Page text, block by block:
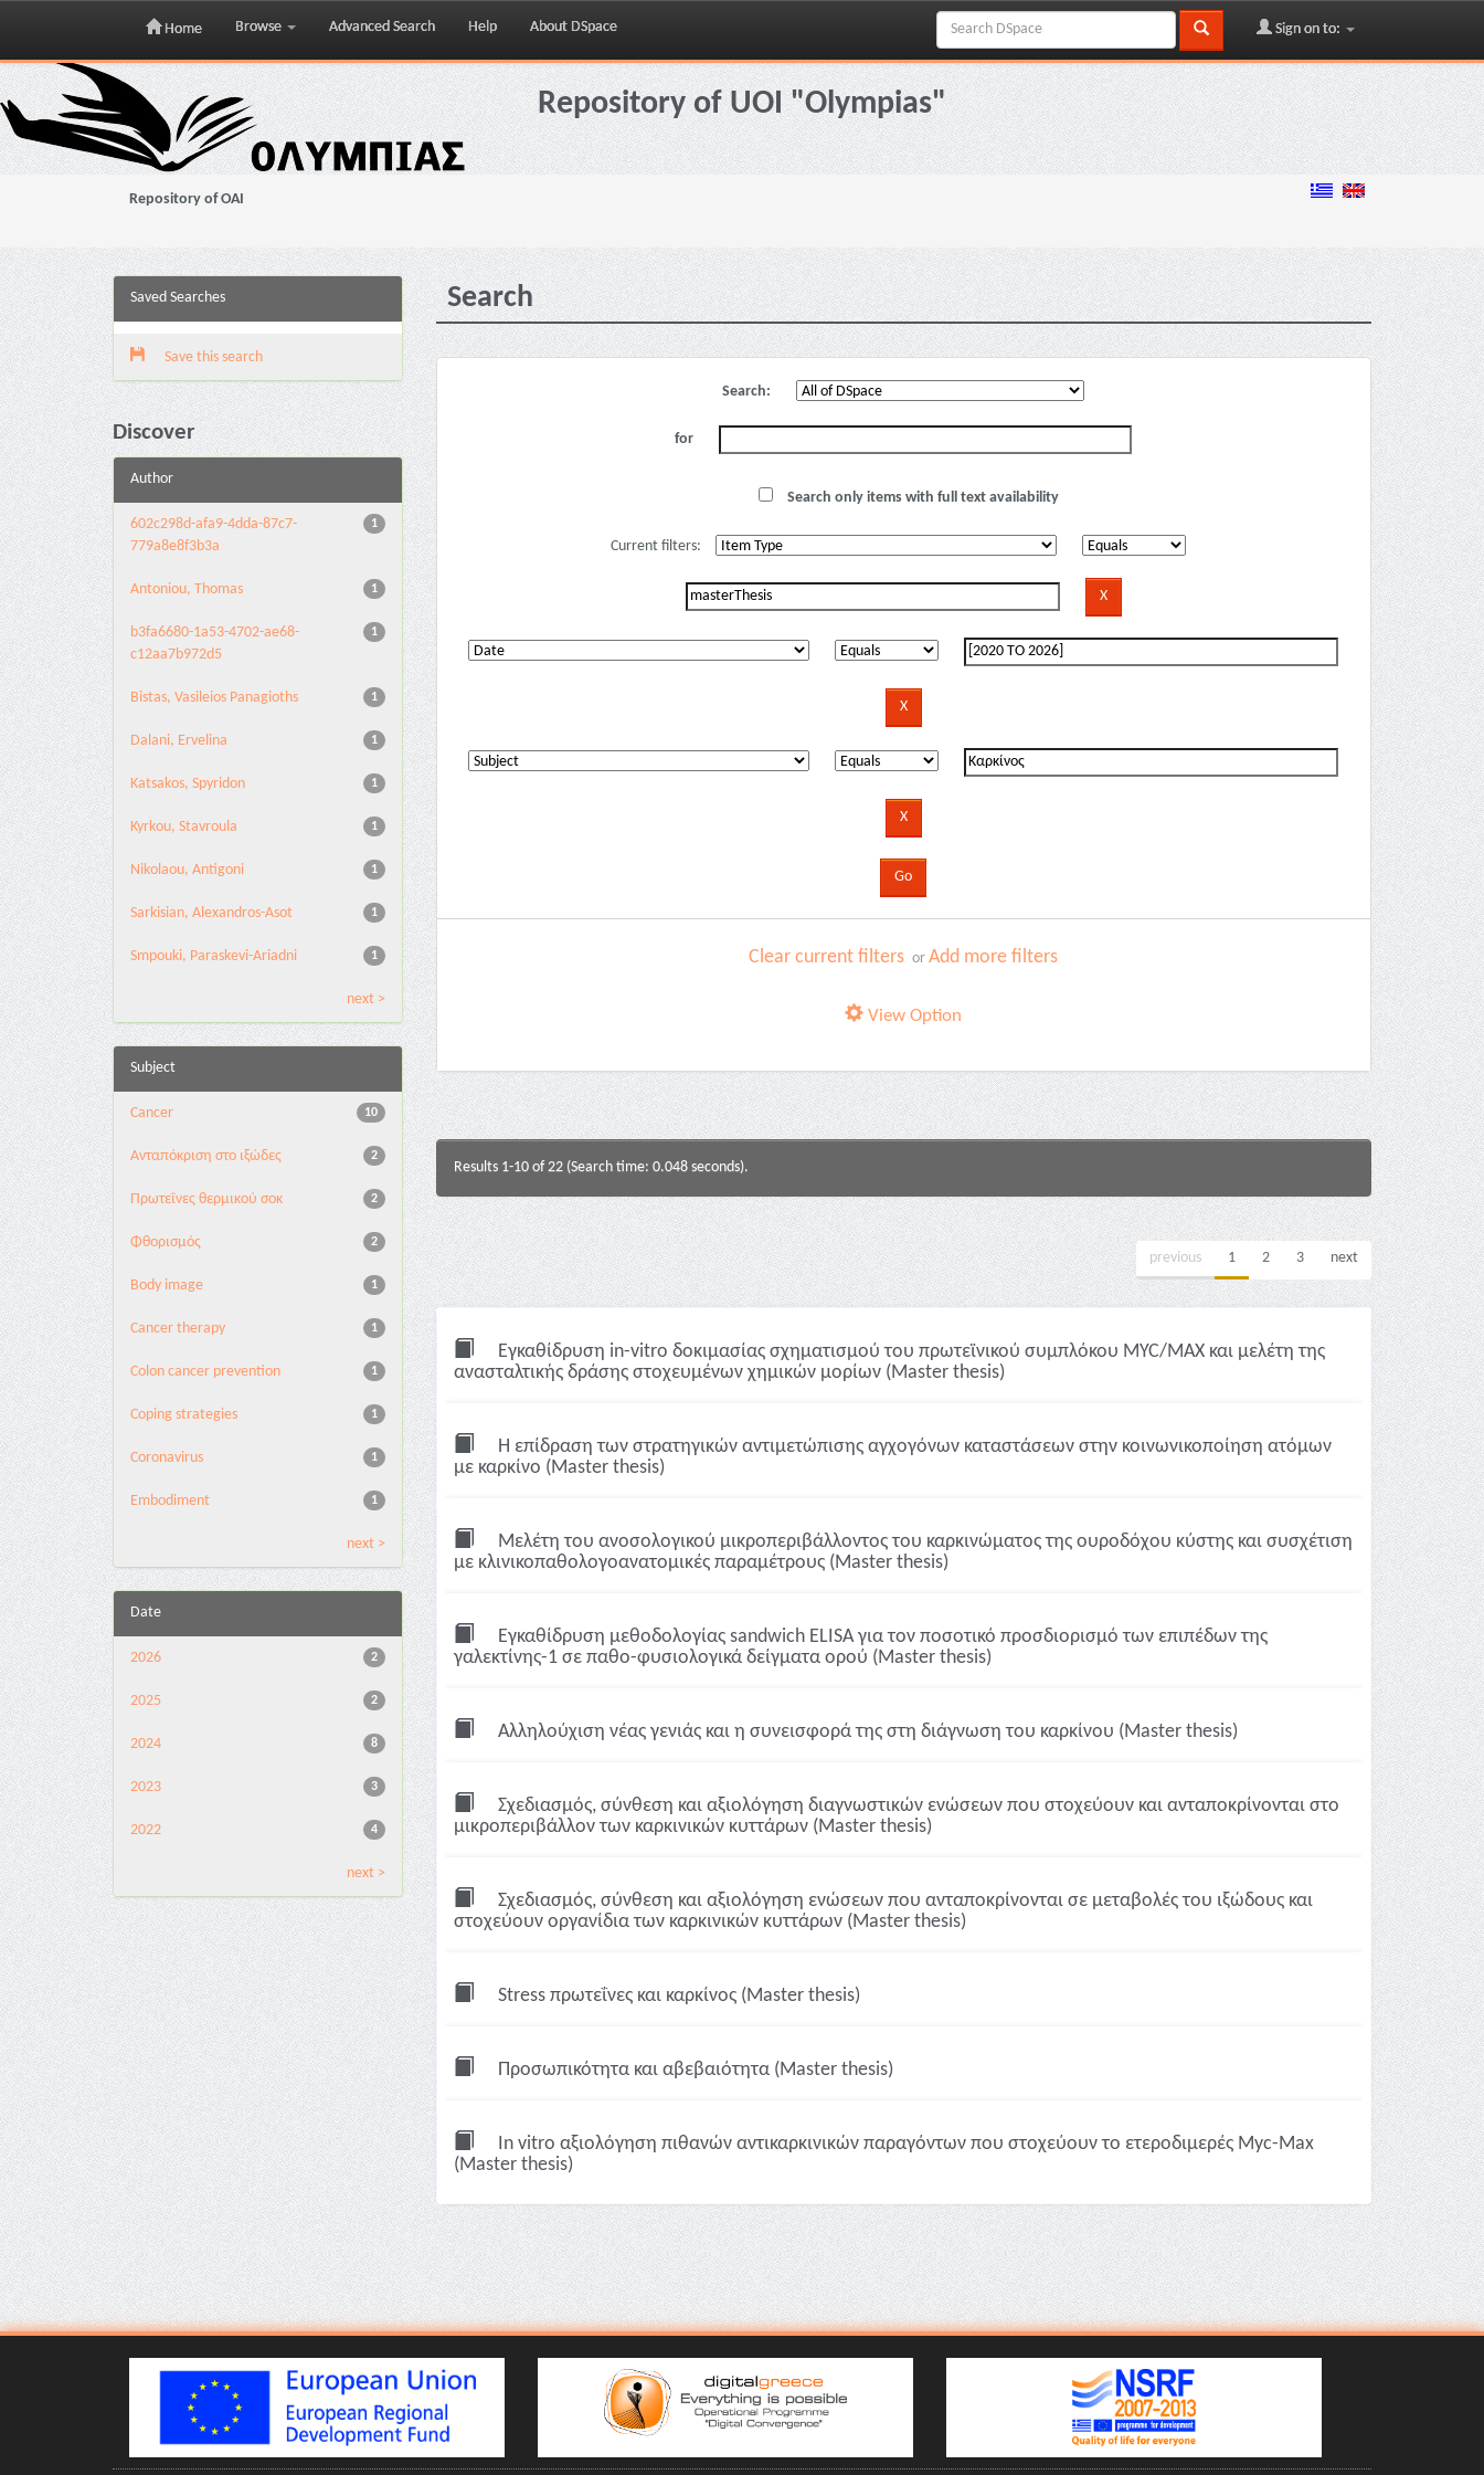
Skip
navigation
Home Browse Advanced Search Help About DSpace Sign on to:
Repository of UOI "Olympias"
Repository of OAI
Saved Searches
Save this search
Discover
Author
1
602c298d-afa9-4dda-87c7-
779a8e8f3b3a
1
Antoniou, Thomas
1
b3fa6680-1a53-4702-ae68-
c12aa7b972d5
1
Bistas, Vasileios Panagioths
1
Dalani, Ervelina
1
Katsakos, Spyridon
1
Kyrkou, Stavroula
1
Nikolaou, Antigoni
1
Sarkisian, Alexandros-Asot
1
Smpouki, Paraskevi-Ariadni
next >
Subject
10
Cancer
2
Ανταπόκριση στο ιξώδες
2
Πρωτεΐνες θερμικού σοκ
2
Φθορισμός
1
Body image
1
Cancer therapy
1
Colon cancer prevention
1
Coping strategies
1
Coronavirus
1
Embodiment
next >
Date
2
2026
2
2025
8
2024
3
2023
4
2022
next >
Search
Search:
for
Search only items with full text availability
Current filters:
Clear current filters orAdd more filters
View Option
Results 1-10 of 22 (Search time: 0.048 seconds).
previous 1 2 3 next
Εγκαθίδρυση in-vitro δοκιμασίας σχηματισμού του πρωτεϊνικού συμπλόκου MYC/MAX και μελέτη της
ανασταλτικής δράσης στοχευμένων χημικών μορίων (Master thesis)
Η επίδραση των στρατηγικών αντιμετώπισης αγχογόνων καταστάσεων στην κοινωνικοποίηση ατόμων
με καρκίνο (Master thesis)
Μελέτη του ανοσολογικού μικροπεριβάλλοντος του καρκινώματος της ουροδόχου κύστης και συσχέτιση
με κλινικοπαθολογοανατομικές παραμέτρους (Master thesis)
Εγκαθίδρυση μεθοδολογίας sandwich ELISA για τον ποσοτικό προσδιορισμό των επιπέδων της
γαλεκτίνης-1 σε παθο-φυσιολογικά δείγματα ορού (Master thesis)
Αλληλούχιση νέας γενιάς και η συνεισφορά της στη διάγνωση του καρκίνου (Master thesis)
Σχεδιασμός, σύνθεση και αξιολόγηση διαγνωστικών ενώσεων που στοχεύουν και ανταποκρίνονται στο
μικροπεριβάλλον των καρκινικών κυττάρων (Master thesis)
Σχεδιασμός, σύνθεση και αξιολόγηση ενώσεων που ανταποκρίνονται σε μεταβολές του ιξώδους και
στοχεύουν οργανίδια των καρκινικών κυττάρων (Master thesis)
Stress πρωτεΐνες και καρκίνος (Master thesis)
Προσωπικότητα και αβεβαιότητα (Master thesis)
In vitro αξιολόγηση πιθανών αντικαρκινικών παραγόντων που στοχεύουν το ετεροδιμερές Myc-Max
(Master thesis)